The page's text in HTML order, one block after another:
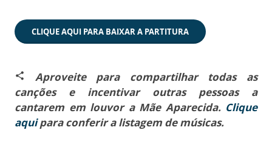
CLIQUE AQUI PARA BAIXAR A PARTITURA
share
Aproveite para compartilhar todas as
canções e incentivar outras pessoas a
cantarem em louvor a Mãe Aparecida.Clique
aquipara conferir a listagem de músicas.